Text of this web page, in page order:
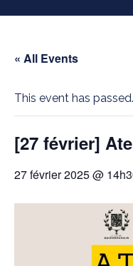
« All Events
This event has passed.
[27 février]
27 février 2025 @